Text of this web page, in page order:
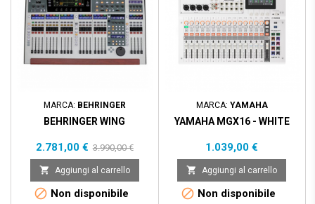
MARCA: BEHRINGER
BEHRINGER WING
Prezzo
2.781,00 € Prezzo
base
3.990,00 €
 Aggiungi al carrello
 Non disponibile
MARCA: YAMAHA
YAMAHA MGX16 - WHITE
Prezzo
1.039,00 €
 Aggiungi al carrello
 Non disponibile